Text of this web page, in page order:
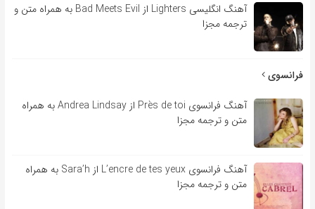
آهنگ انگلیسی Lighters از Bad Meets Evil به همراه متن و
ترجمه مجزا
فرانسوی
آهنگ فرانسوی Près de toi از Andrea Lindsay به همراه
متن و ترجمه مجزا
آهنگ فرانسوی L’encre de tes yeux از Sara’h به همراه
متن و ترجمه مجزا